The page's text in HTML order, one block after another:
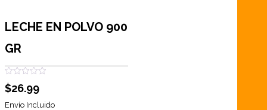
LECHE EN POLVO 900
GR
Valorado
con
de
$26.99
Envío Incluido